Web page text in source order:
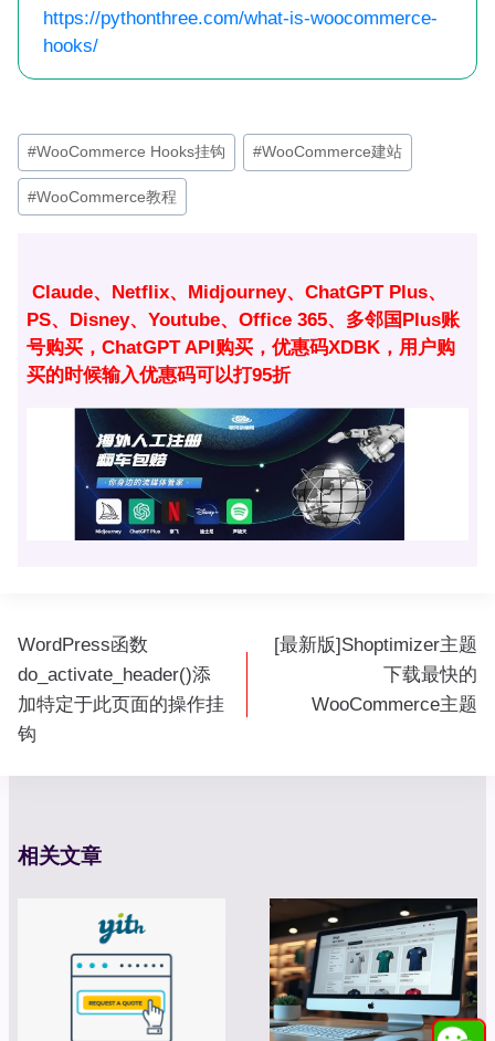
https://pythonthree.com/what-is-woocommerce-
hooks/
文
章
标
#WooCommerce Hooks挂钩 #WooCommerce建站
#WooCommerce教程
Claude、Netflix、Midjourney、ChatGPT Plus、
PS、Disney、Youtube、Office 365、多邻国Plus账
号购买，ChatGPT API购买，优惠码XDBK，用户购
买的时候输入优惠码可以打95折
文
章
导
航
WordPress函数
do_activate_header()添
加特定于此页面的操作挂
钩
[最新版]Shoptimizer主题
下载最快的
WooCommerce主题
相关文章